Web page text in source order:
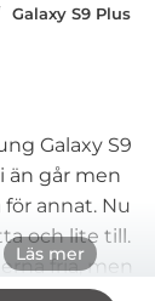
Galaxy S9 Plus
Läs mer
Galaxy S9
än går men
annat. Nu
och lite till.
fria, men